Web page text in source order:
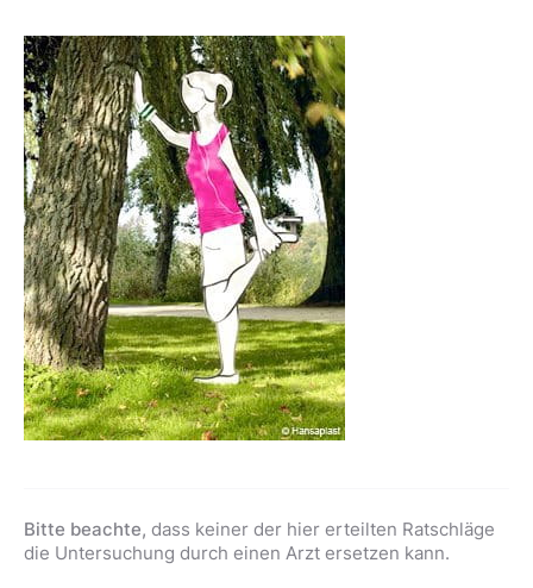
Bitte beachte, dass keiner der hier erteilten Ratschläge
die Untersuchung durch einen Arzt ersetzen kann.